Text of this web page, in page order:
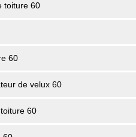
toiture 60
60
de velux 60
60